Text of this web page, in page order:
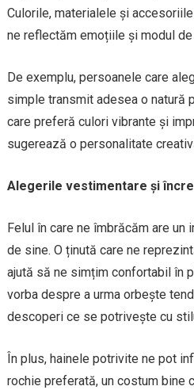
Culorile, materialele și
ne reflectăm emoțiile și modul de
De exemplu, persoanele care
simple transmit adesea o natură
care preferă culori vibrante și
sugerează o personalitate
Alegerile vestimentare și
Felul în care ne îmbrăcăm are
de sine. O ținută care ne
ajută să ne simțim confortabil în
vorba despre a urma orbește
descoperi ce se potrivește cu
În plus, hainele potrivite ne pot
rochie preferată, un costum bine